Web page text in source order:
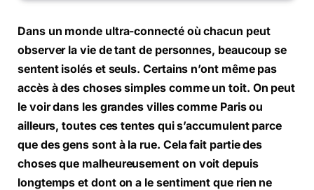
Dans un monde ultra-connecté où chacun peut
observer la vie de tant de personnes, beaucoup se
sentent isolés et seuls. Certains n’ont même pas
accès à des choses simples comme un toit. On peut
le voir dans les grandes villes comme Paris ou
ailleurs, toutes ces tentes qui s’accumulent parce
que des gens sont à la rue. Cela fait partie des
choses que malheureusement on voit depuis
longtemps et dont on a le sentiment que rien ne